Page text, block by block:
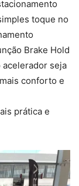
toque no
Brake Hold
acelerador seja
conforto e
prática e